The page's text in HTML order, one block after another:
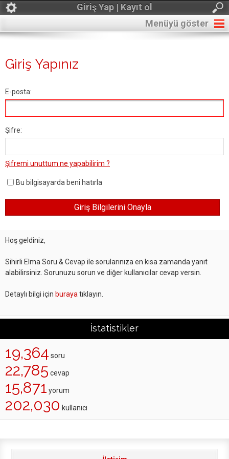
Giriş Yap | Kayıt ol
Menüyü göster
Giriş Yapınız
E-posta:
Şifre:
Şifremi unuttum ne yapabilirim ?
Bu bilgisayarda beni hatırla
Hoş geldiniz,
Sihirli Elma Soru & Cevap ile sorularınıza en kısa zamanda yanıt
alabilirsiniz. Sorunuzu sorun ve diğer kullanıcılar cevap versin.
Detaylı bilgi için buraya tıklayın.
İstatistikler
19,364 soru
22,785 cevap
15,871 yorum
202,030 kullanıcı